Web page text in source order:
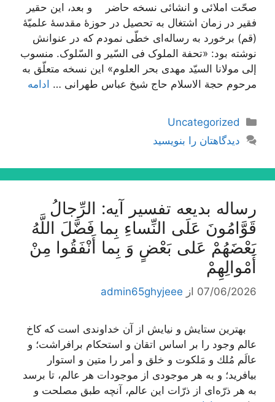
صحّت املائی و انشائی نسخه حاضر و بعد، این حقیر
فقیر در زمان اشتغال به تحصیل در حوزۀ مقدسۀ علمیّۀ
(قم) برخورد به رساله‌اى خطّى نمودم که در عنوانش
نوشته بود: «تحفة الملوک فی السّیر و السّلوک. منسوب
إلى مولانا السیّد مهدى بحر العلوم» این نسخه متعلّق به
مرحوم حجة الاسلام حاج شیخ عباس طهرانى … ادامه
دسته‌ها
Uncategorized
دیدگاهتان را بنویسید
رساله بدیعه تفسیر آیه: الرِّجالُ
قَوَّامُونَ عَلَى النِّساءِ بِما فَضَّلَ اللَّهُ
بَعْضَهُمْ عَلى‌ بَعْضٍ وَ بِما أَنْفَقُوا مِنْ
أَمْوالِهِمْ‌
07/06/2026 از admin65ghyjeee
بهترین ستایش و نیایش از آن خداوندى است كه كاخ
عالم وجود را بر اساس اتقان و استحكام برافراشت؛ و
عالَم مُلك و مَلكوت و خلق و أمر را متین و استوار
بیافرید؛ و به هر موجودى از موجودات هر عالم، تا برسد
به هر ذرّه‌اى از ذرّات این عالم، آنچه طبق مصلحت و